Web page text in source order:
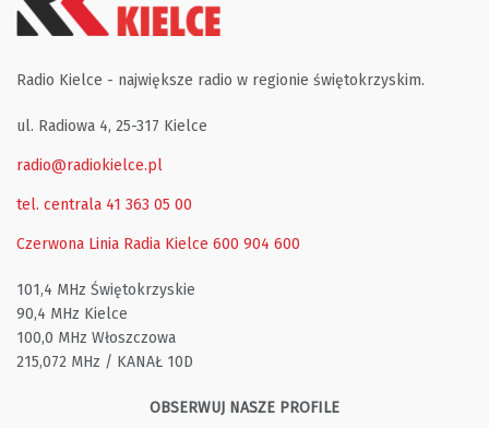
Radio Kielce - największe radio w regionie świętokrzyskim.
ul. Radiowa 4, 25-317 Kielce
radio@radiokielce.pl
tel. centrala 41 363 05 00
Czerwona Linia Radia Kielce 600 904 600
101,4 MHz Świętokrzyskie
90,4 MHz Kielce
100,0 MHz Włoszczowa
215,072 MHz / KANAŁ 10D
OBSERWUJ NASZE PROFILE